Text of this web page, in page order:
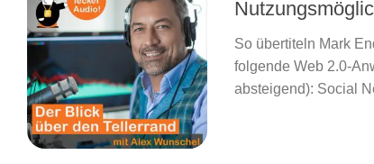
So übertiteln Mark
folgende Web 2.0-
absteigend): Social